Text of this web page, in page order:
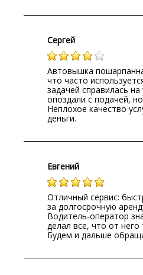
Сергей
Автовышка
что часто
задачей справилась
опоздали с подачей,
Неплохое качество
деньги.
Евгений
Отличный сервис:
за долгосрочную
Водитель-оператор
делал все, что от него
Будем и дальше